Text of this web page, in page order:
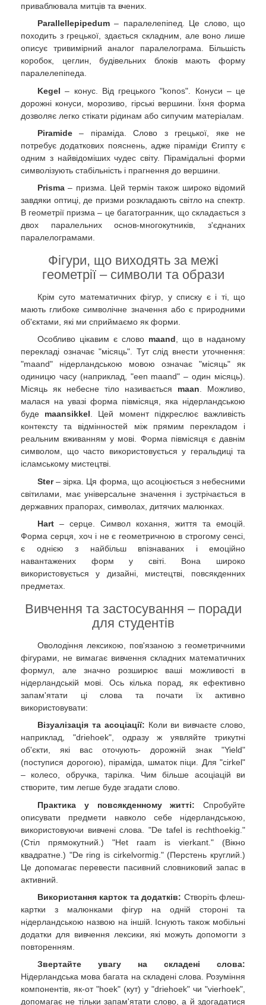
приваблювала митців та вчених.
Parallellepipedum – паралелепіпед. Це слово, що
походить з грецької, здається складним, але воно лише
описує тривимірний аналог паралелограма. Більшість
коробок, цеглин, будівельних блоків мають форму
паралелепіпеда.
Kegel – конус. Від грецького "konos". Конуси – це
дорожні конуси, морозиво, гірські вершини. Їхня форма
дозволяє легко стікати рідинам або сипучим матеріалам.
Piramide – піраміда. Слово з грецької, яке не
потребує додаткових пояснень, адже піраміди Єгипту є
одним з найвідоміших чудес світу. Пірамідальні форми
символізують стабільність і прагнення до вершини.
Prisma – призма. Цей термін також широко відомий
завдяки оптиці, де призми розкладають світло на спектр.
В геометрії призма – це багатогранник, що складається з
двох паралельних основ-многокутників, з'єднаних
паралелограмами.
Фігури, що виходять за межі
геометрії – символи та образи
Крім суто математичних фігур, у списку є і ті, що
мають глибоке символічне значення або є природними
об'єктами, які ми сприймаємо як форми.
Особливо цікавим є слово maand, що в наданому
перекладі означає "місяць". Тут слід внести уточнення:
"maand" нідерландською мовою означає "місяць" як
одиницю часу (наприклад, "een maand" – один місяць).
Місяць як небесне тіло називається maan. Можливо,
малася на увазі форма півмісяця, яка нідерландською
буде maansikkel. Цей момент підкреслює важливість
контексту та відмінностей між прямим перекладом і
реальним вживанням у мові. Форма півмісяця є давнім
символом, що часто використовується у геральдиці та
ісламському мистецтві.
Ster– зірка. Ця форма, що асоціюється з небесними
світилами, має універсальне значення і зустрічається в
державних прапорах, символах, дитячих малюнках.
Hart – серце. Символ кохання, життя та емоцій.
Форма серця, хоч і не є геометричною в строгому сенсі,
є однією з найбільш впізнаваних і емоційно
навантажених форм у світі. Вона широко
використовується у дизайні, мистецтві, повсякденних
предметах.
Вивчення та застосування – поради
для студентів
Оволодіння лексикою, пов'язаною з геометричними
фігурами, не вимагає вивчення складних математичних
формул, але значно розширює ваші можливості в
нідерландській мові. Ось кілька порад, як ефективно
запам'ятати ці слова та почати їх активно
використовувати:
Візуалізація та асоціації: Коли ви вивчаєте слово,
наприклад, "driehoek", одразу ж уявляйте трикутні
об'єкти, які вас оточують- дорожній знак "Yield"
(поступися дорогою), піраміда, шматок піци. Для "cirkel"
– колесо, обручка, тарілка. Чим більше асоціацій ви
створите, тим легше буде згадати слово.
Практика у повсякденному житті: Спробуйте
описувати предмети навколо себе нідерландською,
використовуючи вивчені слова. "De tafel is rechthoekig."
(Стіл прямокутний.) "Het raam is vierkant." (Вікно
квадратне.) "De ring is cirkelvormig." (Перстень круглий.)
Це допомагає перевести пасивний словниковий запас в
активний.
Використання карток та додатків: Створіть флеш-
картки з малюнками фігур на одній стороні та
нідерландською назвою на іншій. Існують також мобільні
додатки для вивчення лексики, які можуть допомогти з
повторенням.
Звертайте увагу на складені слова:
Нідерландська мова багата на складені слова. Розуміння
компонентів, як-от "hoek" (кут) у "driehoek" чи "vierhoek",
допомагає не тільки запам'ятати слово, а й здогадатися